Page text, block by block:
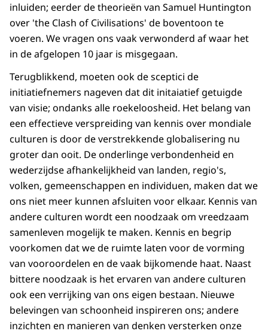
inluiden; eerder de theorieën van Samuel Huntington
over 'the Clash of Civilisations' de boventoon te
voeren. We vragen ons vaak verwonderd af waar het
in de afgelopen 10 jaar is misgegaan.
Terugblikkend, moeten ook de sceptici de
initiatiefnemers nageven dat dit initaiatief getuigde
van visie; ondanks alle roekeloosheid. Het belang van
een effectieve verspreiding van kennis over mondiale
culturen is door de verstrekkende globalisering nu
groter dan ooit. De onderlinge verbondenheid en
wederzijdse afhankelijkheid van landen, regio's,
volken, gemeenschappen en individuen, maken dat we
ons niet meer kunnen afsluiten voor elkaar. Kennis van
andere culturen wordt een noodzaak om vreedzaam
samenleven mogelijk te maken. Kennis en begrip
voorkomen dat we de ruimte laten voor de vorming
van vooroordelen en de vaak bijkomende haat. Naast
bittere noodzaak is het ervaren van andere culturen
ook een verrijking van ons eigen bestaan. Nieuwe
belevingen van schoonheid inspireren ons; andere
inzichten en manieren van denken versterken onze